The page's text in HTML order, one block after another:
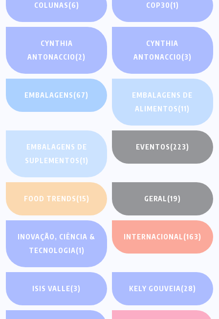
COLUNAS(6) COP30(1)
CYNTHIA
ANTONACCIO(2)
CYNTHIA
ANTONACCIO(3)
EMBALAGENS(67)
EMBALAGENS DE
ALIMENTOS(11)
EMBALAGENS DE
SUPLEMENTOS(1)
EVENTOS(223)
FOOD TRENDS(15) GERAL(19)
INOVAÇÃO, CIÊNCIA &
TECNOLOGIA(1)
INTERNACIONAL(163)
ISIS VALLE(3) KELY GOUVEIA(28)